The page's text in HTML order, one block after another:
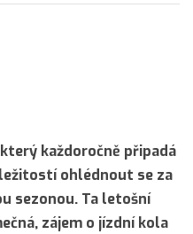
každoročně připadá
ohlédnout se za
sezonou. Ta letošní
zájem o jízdní kola